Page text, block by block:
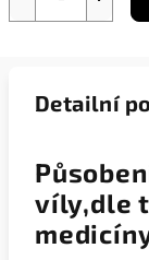
Detailní
víly,dle